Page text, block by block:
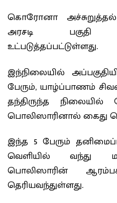
கொரோனா
அரசடி பகுதி
உட்படுத்தப்பட்டுள்ளது.
இந்நிலையில்
பேரும், யாழ்ப்பாணம்
தந்திருந்த நிலையில்
பொலிஸாரினால் கைது
இந்த 5 பேரும்
வெளியில் வந்து
பொலிஸாரின்
தெரியவந்துள்ளது.